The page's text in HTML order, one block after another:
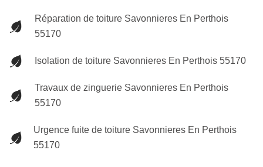
Réparation de toiture Savonnieres En Perthois
55170
Isolation de toiture Savonnieres En Perthois 55170
Travaux de zinguerie Savonnieres En Perthois
55170
Urgence fuite de toiture Savonnieres En Perthois
55170